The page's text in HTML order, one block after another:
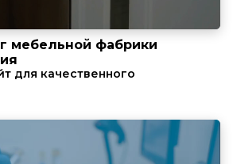
мебельной фабрики
для качественного